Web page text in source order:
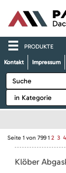
PRODUKTE
Kontakt Impressum
Seite 1 von 799 1 2 3 4
Klöber